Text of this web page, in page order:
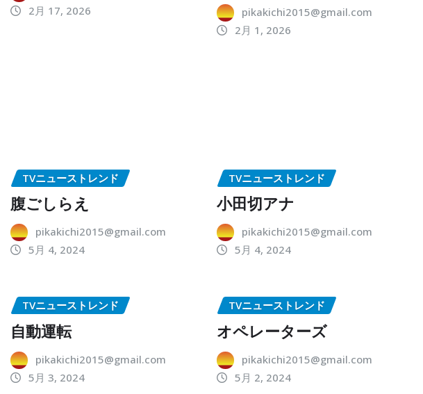
2月 17, 2026
pikakichi2015@gmail.com
2月 1, 2026
TVニューストレンド
腹ごしらえ
pikakichi2015@gmail.com
5月 4, 2024
TVニューストレンド
小田切アナ
pikakichi2015@gmail.com
5月 4, 2024
TVニューストレンド
自動運転
pikakichi2015@gmail.com
5月 3, 2024
TVニューストレンド
オペレーターズ
pikakichi2015@gmail.com
5月 2, 2024